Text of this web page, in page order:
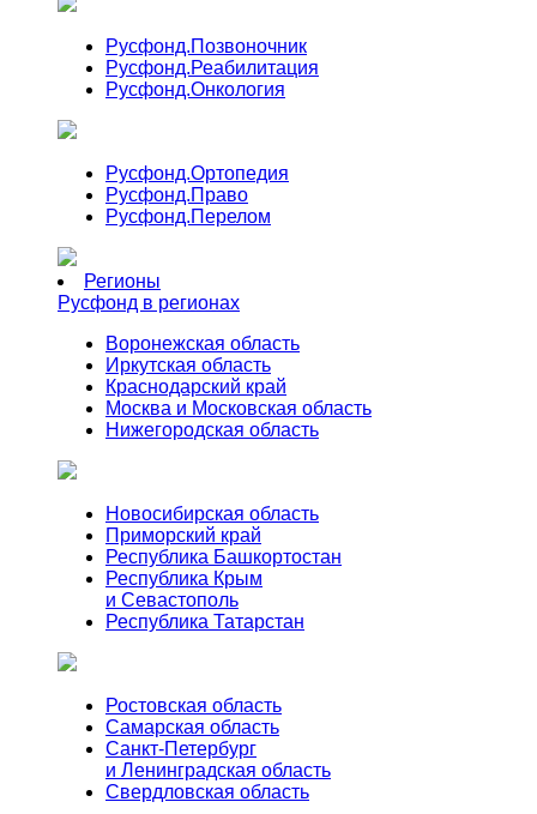
Русфонд.Позвоночник
Русфонд.Реабилитация
Русфонд.Онкология
Русфонд.Ортопедия
Русфонд.Право
Русфонд.Перелом
Регионы
Русфонд в регионах
Воронежская область
Иркутская область
Краснодарский край
Москва и Московская область
Нижегородская область
Новосибирская область
Приморский край
Республика Башкортостан
Республика Крым
и Севастополь
Республика Татарстан
Ростовская область
Самарская область
Санкт-Петербург
и Ленинградская область
Свердловская область